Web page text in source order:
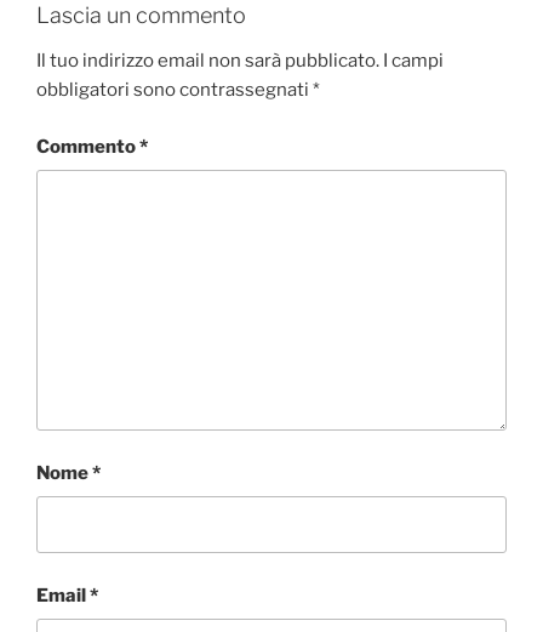
Lascia un commento
Il tuo indirizzo email non sarà pubblicato. I campi
obbligatori sono contrassegnati *
Commento*
Nome*
Email*